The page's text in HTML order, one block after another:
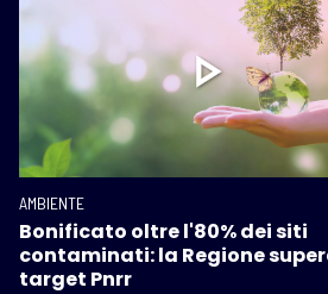
AMBIENTE
Bonificato oltre l'80% dei siti
contaminati: la Regione
target Pnrr